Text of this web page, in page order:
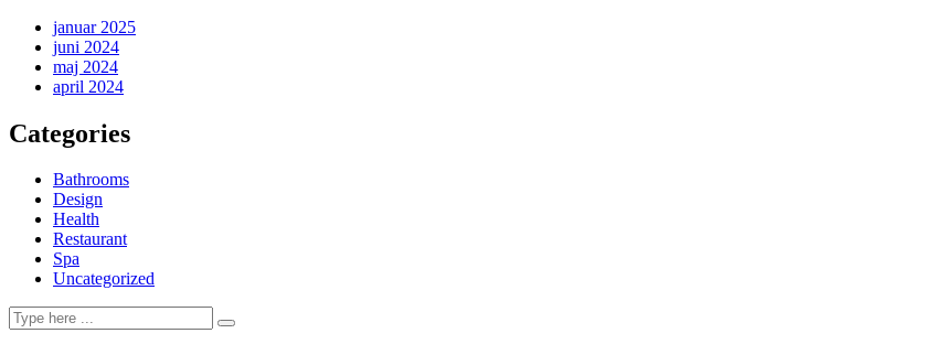
januar 2025
juni 2024
maj 2024
april 2024
Categories
Bathrooms
Design
Health
Restaurant
Spa
Uncategorized